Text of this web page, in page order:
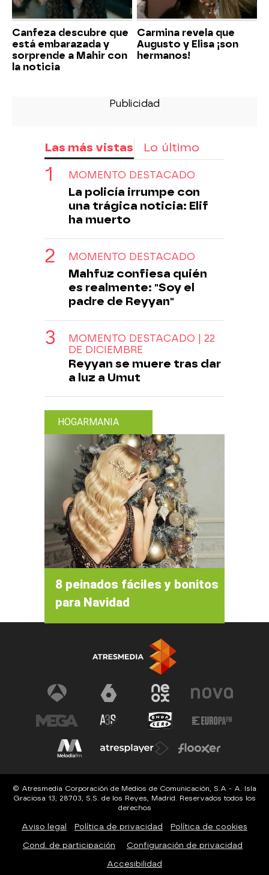
Canfeza descubre que
está embarazada y
sorprende a Mahir con
la noticia
Carmina revela que
Augusto y Elisa ¡son
hermanos!
Las más vistas Lo último
MOMENTO DESTACADO
La policía irrumpe con
una trágica noticia: Elif
ha muerto
MOMENTO DESTACADO
Mahfuz confiesa quién
es realmente: "Soy el
padre de Reyyan"
MOMENTO DESTACADO | 22
DE DICIEMBRE
Reyyan se muere tras dar
a luz a Umut
HOGARMANIA
8 peinados fáciles y bonitos
para Navidad
© Atresmedia Corporación de Medios de Comunicación, S.A - A. Isla
Graciosa 13, 28703, S.S. de los Reyes, Madrid. Reservados todos los
derechos
Aviso legal Política de privacidad Política de cookies
Cond. de participación Configuración de privacidad
Accesibilidad